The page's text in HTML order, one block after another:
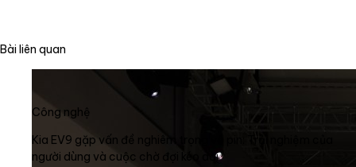
Bài liên quan
Công nghệ
Kia EV9 gặp vấn đề nghiêm trọng về pin: Trải nghiệm của
người dùng và cuộc chờ đợi kéo dài